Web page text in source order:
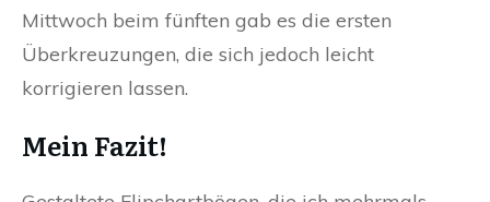
Mittwoch beim fünften gab es die ersten
Überkreuzungen, die sich jedoch leicht
korrigieren lassen.
Mein Fazit!